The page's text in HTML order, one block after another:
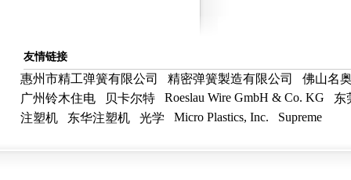
友情链接
惠州市精工弹簧有限公司 精密弹簧製造有限公司
佛山名
广州铃木住电
贝卡尔特 Roeslau Wire GmbH & Co. KG
东
注塑机
东华注塑机 光学 Micro Plastics, Inc. Supreme